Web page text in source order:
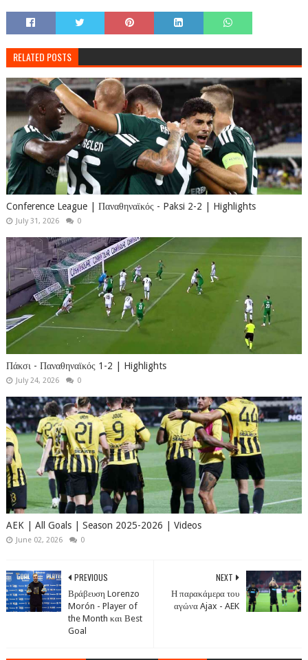
RELATED POSTS
Conference League | Παναθηναϊκός - Paksi 2-2 | Highlights
July 31, 2026 0
Πάκσι - Παναθηναϊκός 1-2 | Highlights
July 24, 2026 0
AEK | All Goals | Season 2025-2026 | Videos
June 02, 2026 0
NEXT
Η παρακάμερα του
αγώνα Ajax - AEK
PREVIOUS
Βράβευση Lorenzo
Morón - Player of
the Month και Βest
Goal